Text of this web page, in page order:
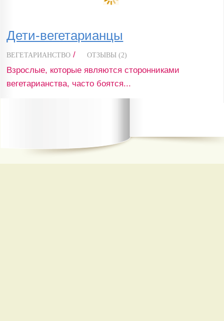
Дети-вегетарианцы
ВЕГЕТАРИАНСТВО / ОТЗЫВЫ (2)
Взрослые, которые являются сторонниками
вегетарианства, часто боятся...